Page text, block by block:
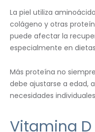
La piel utiliza
colágeno y otras
puede afectar la
especialmente en
Más proteína no
debe ajustarse a edad,
necesidades
Vitamina D